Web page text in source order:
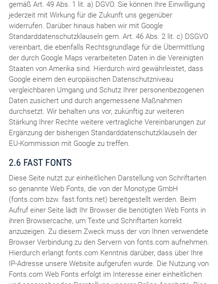
gemäß Art. 49 Abs. 1 lit. a) DGVO. Sie können Ihre Einwilligung
jederzeit mit Wirkung für die Zukunft uns gegenüber
widerrufen. Darüber hinaus haben wir mit Google
Standarddatenschutzklauseln gem. Art. 46 Abs. 2 lit. c) DSGVO
vereinbart, die ebenfalls Rechtsgrundlage für die Übermittlung
der durch Google Maps verarbeiteten Daten in die Vereinigten
Staaten von Amerika sind. Hierdurch wird gewährleistet, dass
Google einem den europäischen Datenschutzniveau
vergleichbaren Umgang und Schutz Ihrer personenbezogenen
Daten zusichert und durch angemessene Maßnahmen
durchsetzt. Wir behalten uns vor, zukünftig zur weiteren
Stärkung Ihrer Rechte weitere vertragliche Vereinbarungen zur
Ergänzung der bisherigen Standarddatenschutzklauseln der
EU-Kommission mit Google zu treffen.
2.6 FAST FONTS
Diese Seite nutzt zur einheitlichen Darstellung von Schriftarten
so genannte Web Fonts, die von der Monotype GmbH
(fonts.com bzw. fast.fonts.net) bereitgestellt werden. Beim
Aufruf einer Seite lädt Ihr Browser die benötigten Web Fonts in
ihren Browsercache, um Texte und Schriftarten korrekt
anzuzeigen. Zu diesem Zweck muss der von Ihnen verwendete
Browser Verbindung zu den Servern von fonts.com aufnehmen.
Hierdurch erlangt fonts.com Kenntnis darüber, dass über Ihre
IP-Adresse unsere Website aufgerufen wurde. Die Nutzung von
Fonts.com Web Fonts erfolgt im Interesse einer einheitlichen